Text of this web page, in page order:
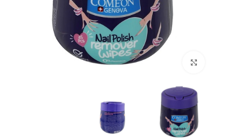
بزرگنمایی تصویر